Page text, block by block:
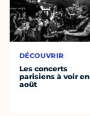
DÉCOUVRIR
Les concerts
parisiens à voir en
août